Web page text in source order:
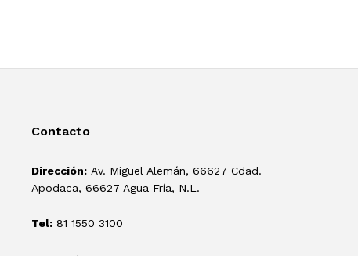
Contacto
Dirección: Av. Miguel Alemán, 66627 Cdad.
Apodaca, 66627 Agua Fría, N.L.
Tel: 81 1550 3100